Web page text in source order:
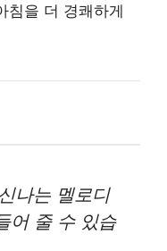
침을 더 경쾌하게
나는 멜로디
어 줄 수 있습